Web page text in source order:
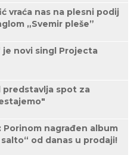
vraća nas na plesni podij
„Svemir pleše”
je novi singl Projecta
predstavlja spot za
Porinom nagrađen album
od danas u prodaji!